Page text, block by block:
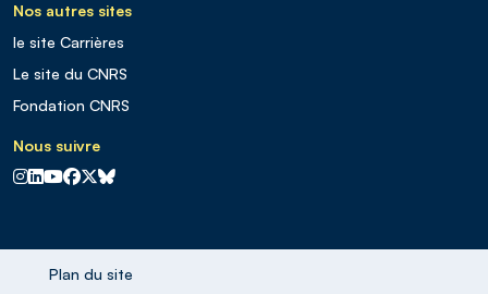
Nos autres sites
le site Carrières
Le site du CNRS
Fondation CNRS
Nous suivre
CNRS sur Instagram
CNRS sur Linkedin
CNRS sur Youtube
CNRS sur Facebook
CNRS sur X
CNRS sur Blus sky
Plan du site